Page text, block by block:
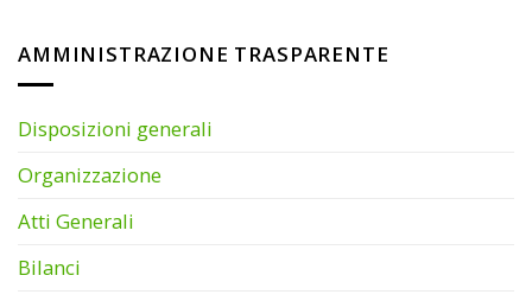
AMMINISTRAZIONE TRASPARENTE
Disposizioni generali
Organizzazione
Atti Generali
Bilanci